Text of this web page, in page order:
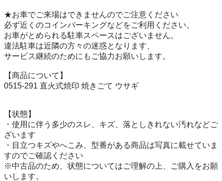
★お車でご来場はできませんのでご注意ください
必ず近くのコインパーキングなどをご利用ください。
お車がとめられる駐車スペースはございません。
違法駐車は近隣の方々の迷惑となります、
サービス継続のためにもご協力お願いします。
【商品について】
0515-291 直火式焼印 焼きごて ウサギ
【状態】
・使用に伴う多少のスレ、キズ、落としきれない汚れなどご
ざいます
・目立つキズやへこみ、型番がある商品は写真に載せていま
すのでご確認ください
※中古品のため、状態についてはご理解の上、ご購入をお願
いします。